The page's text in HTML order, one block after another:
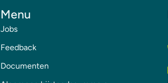
Menu
Jobs
Feedback
Documenten